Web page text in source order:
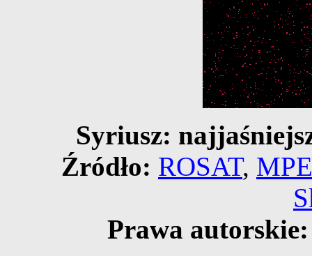
Syriusz:
Źródło: ROSAT, MPE
Prawa autorskie: